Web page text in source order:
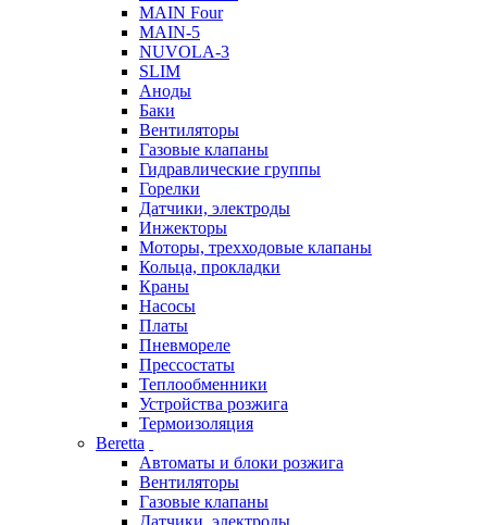
MAIN Four
MAIN-5
NUVOLA-3
SLIM
Аноды
Баки
Вентиляторы
Газовые клапаны
Гидравлические группы
Горелки
Датчики, электроды
Инжекторы
Моторы, трехходовые клапаны
Кольца, прокладки
Краны
Насосы
Платы
Пневмореле
Прессостаты
Теплообменники
Устройства розжига
Термоизоляция
Beretta
Автоматы и блоки розжига
Вентиляторы
Газовые клапаны